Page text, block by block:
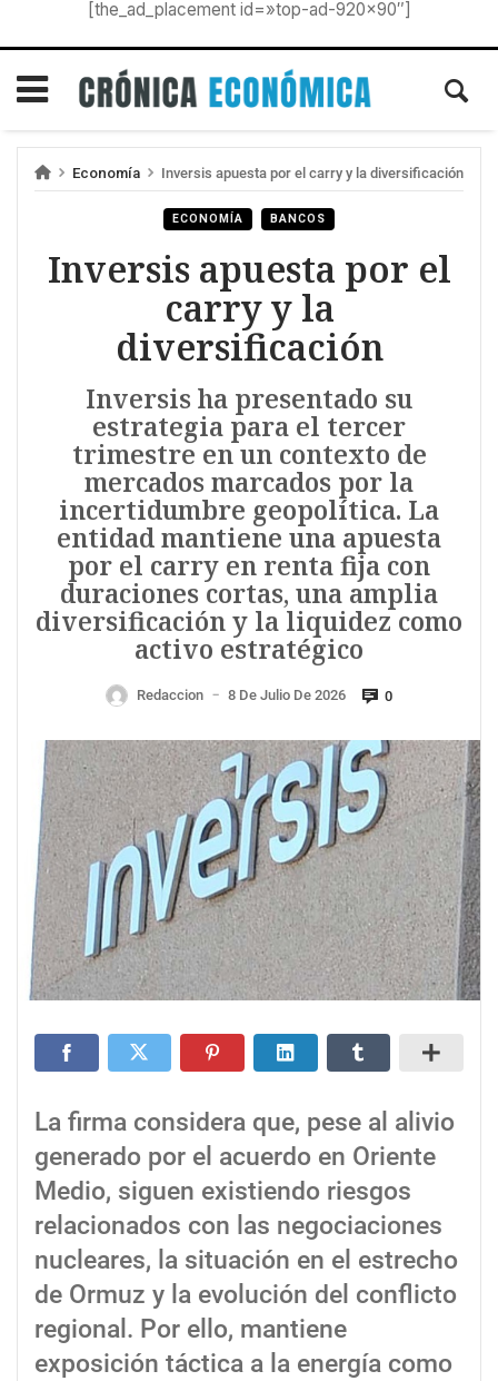
[the_ad_placement id=»top-ad-920×90″]
Economía Inversis apuesta por el carry y la diversificación
ECONOMÍA BANCOS
Inversis apuesta por el
carry y la
diversificación
Inversis ha presentado su
estrategia para el tercer
trimestre en un contexto de
mercados marcados por la
incertidumbre geopolítica. La
entidad mantiene una apuesta
por el carry en renta fija con
duraciones cortas, una amplia
diversificación y la liquidez como
activo estratégico
Redaccion — 8 De Julio De 2026 0
La firma considera que, pese al alivio
generado por el acuerdo en Oriente
Medio, siguen existiendo riesgos
relacionados con las negociaciones
nucleares, la situación en el estrecho
de Ormuz y la evolución del conflicto
regional. Por ello, mantiene
exposición táctica a la energía como